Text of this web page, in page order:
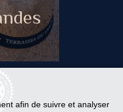
afin de suivre et analyser